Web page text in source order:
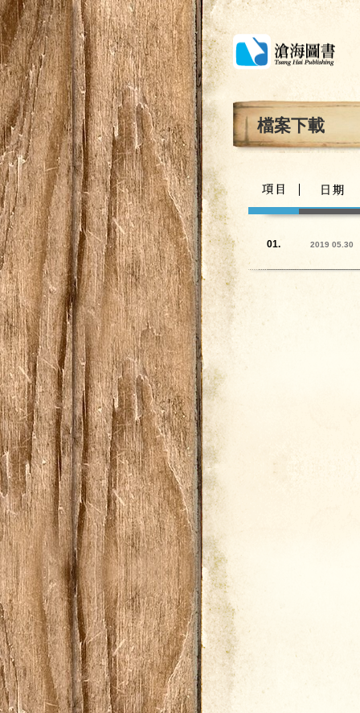
檔案下載
01. 2019 05.30